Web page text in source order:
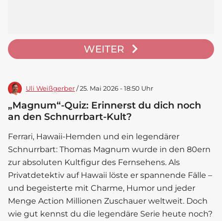
WEITER
Uli Weißgerber / 25. Mai 2026 - 18:50 Uhr
„Magnum“-Quiz: Erinnerst du dich noch
an den Schnurrbart-Kult?
Ferrari, Hawaii-Hemden und ein legendärer
Schnurrbart: Thomas Magnum wurde in den 80ern
zur absoluten Kultfigur des Fernsehens. Als
Privatdetektiv auf Hawaii löste er spannende Fälle –
und begeisterte mit Charme, Humor und jeder
Menge Action Millionen Zuschauer weltweit. Doch
wie gut kennst du die legendäre Serie heute noch?